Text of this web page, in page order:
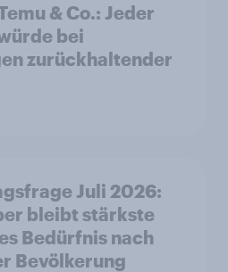
& Co.: Jeder
bei
Juli 2026:
bleibt stärkste
Bedürfnis nach
Bevölkerung